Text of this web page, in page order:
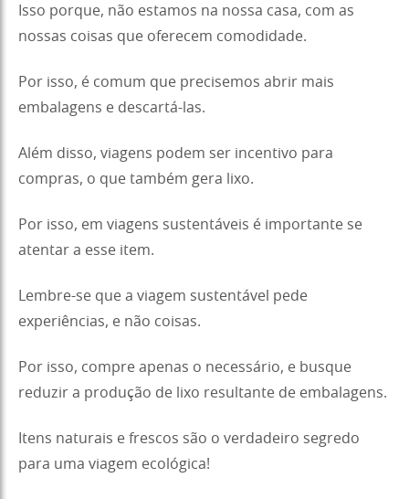
Isso porque, não estamos na nossa casa, com as
nossas coisas que oferecem comodidade.
Por isso, é comum que precisemos abrir mais
embalagens e descartá-las.
Além disso, viagens podem ser incentivo para
compras, o que também gera lixo.
Por isso, em viagens sustentáveis é importante se
atentar a esse item.
Lembre-se que a viagem sustentável pede
experiências, e não coisas.
Por isso, compre apenas o necessário, e busque
reduzir a produção de lixo resultante de embalagens.
Itens naturais e frescos são o verdadeiro segredo
para uma viagem ecológica!